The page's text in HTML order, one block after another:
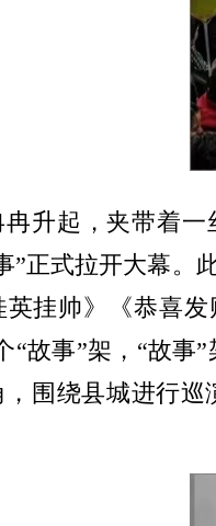
升起，夹带着
”正式拉开大幕。
挂帅》《恭喜
“故事”架，“故事
围绕县城进行